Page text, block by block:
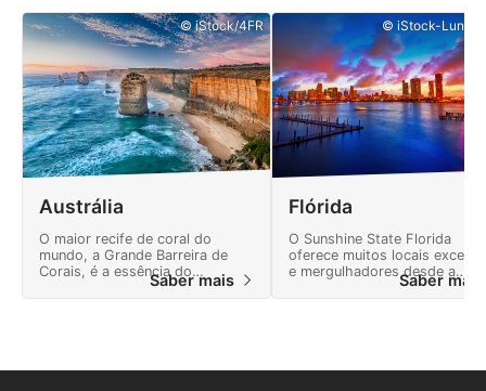
© iStock/4FR
Austrália
O maior recife de coral do
mundo, a Grande Barreira de
Corais, é a essência do
mergulho na Austrália.Saber mais
© iStock-
Flórida
O Sunshine State Florida
oferece muitos locais
e mergulhadores desde a
tropical Florida Keys até
naufrágios profundos e
Saber